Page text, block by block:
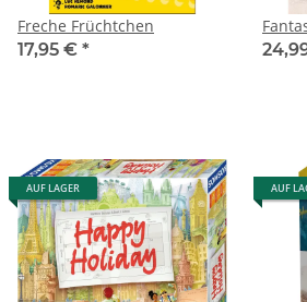
Freche Früchtchen
17,95 € *
AUF LAGER AUF